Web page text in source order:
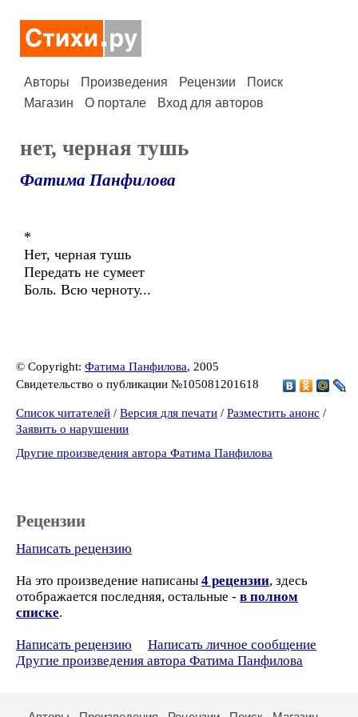
Авторы Произведения Рецензии
Поиск
Магазин
О портале Вход для авторов
нет, черная тушь
Фатима Панфилова
*
Нет, черная тушь
Передать не сумеет
Боль. Всю черноту...
© Copyright: Фатима Панфилова, 2005
Свидетельство о публикации №105081201618
Список читателей / Версия для печати / Разместить анонс /
Заявить о нарушении
Другие произведения автора Фатима Панфилова
Рецензии
Написать рецензию
На это произведение написаны 4 рецензии, здесь
отображается последняя, остальные - в полном
списке.
Написать рецензию
Написать личное сообщение
Другие произведения автора Фатима Панфилова